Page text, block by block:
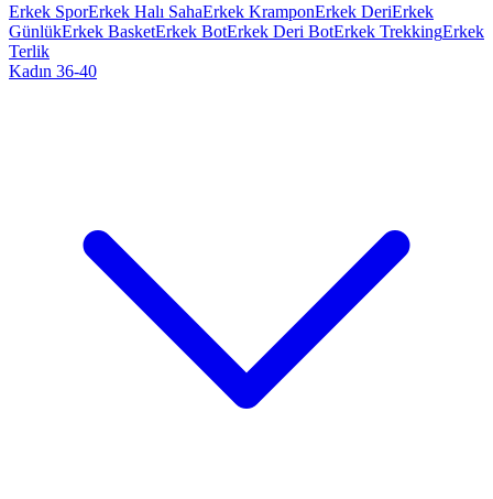
Erkek SporErkek Halı SahaErkek KramponErkek DeriErkek
GünlükErkek BasketErkek BotErkek Deri BotErkek TrekkingErkek
Terlik
Kadın 36-40